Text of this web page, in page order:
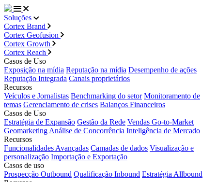
Soluções
Cortex Brand
Cortex Geofusion
Cortex Growth
Cortex Reach
Casos de Uso
Exposição na mídia Reputação na mídia Desempenho de ações
Reputação Integrada Canais proprietários
Recursos
Veículos e Jornalistas Benchmarking do setor Monitoramento de
temas Gerenciamento de crises Balanços Financeiros
Casos de Uso
Estratégia de Expansão Gestão da Rede Vendas Go-to-Market
Geomarketing Análise de Concorrência Inteligência de Mercado
Recursos
Funcionalidades Avançadas Camadas de dados Visualização e
personalização Importação e Exportação
Casos de uso
Prospecção Outbound Qualificação Inbound Estratégia Allbound